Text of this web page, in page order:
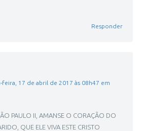
Responder
feira, 17 de abril de 2017 às 08h47 em
PAULO II, AMANSE O CORAÇÃO DO
QUE ELE VIVA ESTE CRISTO